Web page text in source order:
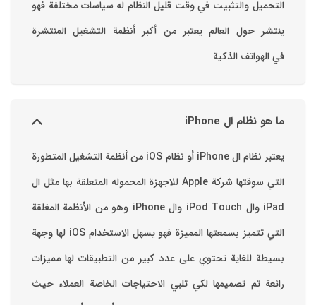
التحميل والتثبيت في وقت قليل ‏النظام له سياسات مختلفة فهو
ينتشر حول العالم يعتبر من أكبر أنظمة التشغيل المنتشرة
في الهواتف الذكية
ما هو نظام ال iPhone
يعتبر نظام ال iPhone أو نظام iOS من أنظمة التشغيل المتطورة
التي سوقتها شركة Apple للاجهزة المحموله المتعلقة بها مثل ال
iPad وال iPod Touch وال iPhone وهو من الأنظمة المغلقة
التي تتميز بسمعتها المميزة فهو يسهل الاستخدام ‏iOS لها وجهة
بسيطة للغاية تحتوي على عدد كبير من التطبيقات لها مميزات
رائعة تم تصميمها لكي تلبي الاحتياجات الخاصة العملاء حيث